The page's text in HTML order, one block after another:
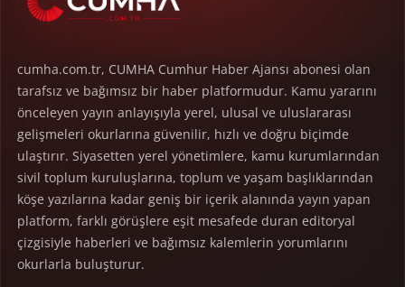
cumha.com.tr, CUMHA Cumhur Haber Ajansı abonesi olan
tarafsız ve bağımsız bir haber platformudur. Kamu yararını
önceleyen yayın anlayışıyla yerel, ulusal ve uluslararası
gelişmeleri okurlarına güvenilir, hızlı ve doğru biçimde
ulaştırır. Siyasetten yerel yönetimlere, kamu kurumlarından
sivil toplum kuruluşlarına, toplum ve yaşam başlıklarından
köşe yazılarına kadar geniş bir içerik alanında yayın yapan
platform, farklı görüşlere eşit mesafede duran editoryal
çizgisiyle haberleri ve bağımsız kalemlerin yorumlarını
okurlarla buluşturur.